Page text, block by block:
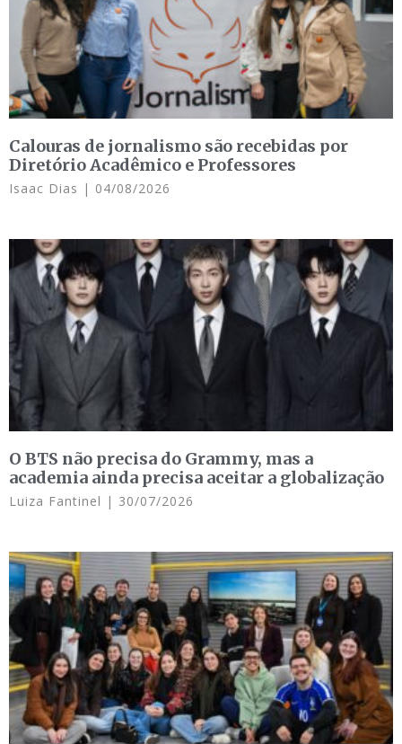
Calouras de jornalismo são recebidas por
Diretório Acadêmico e Professores
Isaac Dias 04/08/2026
O BTS não precisa do Grammy, mas a
academia ainda precisa aceitar a globalização
Luiza Fantinel 30/07/2026